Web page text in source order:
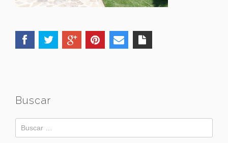
Buscar